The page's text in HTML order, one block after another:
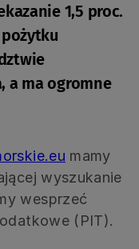
1,5 proc.
a ma ogromne
mamy
wyszukanie
wesprzeć
(PIT).